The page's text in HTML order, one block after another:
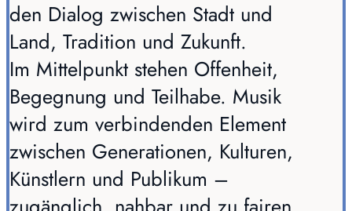
den Dialog zwischen Stadt und
Land, Tradition und Zukunft.
Im Mittelpunkt stehen Offenheit,
Begegnung und Teilhabe. Musik
wird zum verbindenden Element
zwischen Generationen, Kulturen,
Künstlern und Publikum –